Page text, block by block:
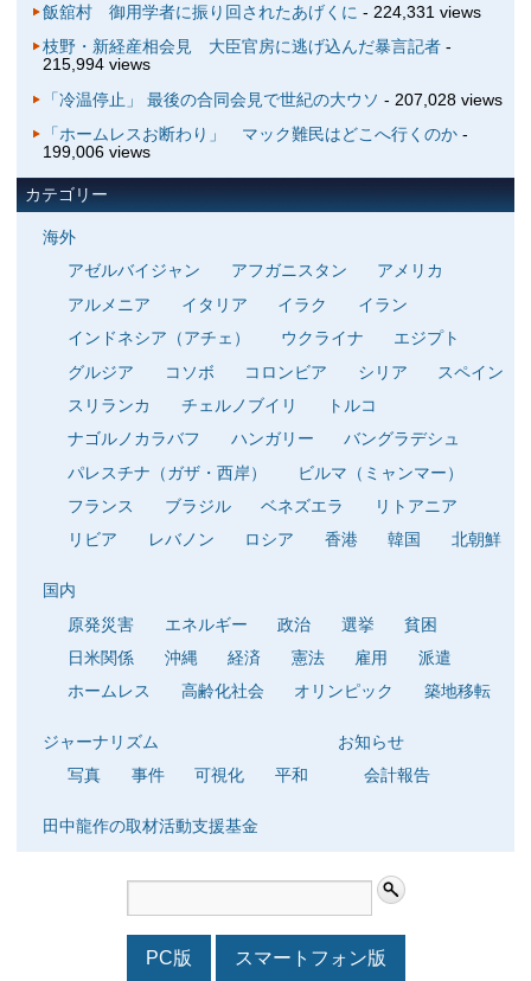
飯舘村 御用学者に振り回されたあげくに - 224,331 views
枝野・新経産相会見 大臣官房に逃げ込んだ暴言記者-
215,994 views
「冷温停止」 最後の合同会見で世紀の大ウソ - 207,028 views
「ホームレスお断わり」 マック難民はどこへ行くのか-
199,006 views
カテゴリー
海外
アゼルバイジャン
アフガニスタン
アメリカ
アルメニア
イタリア イラク
イラン
インドネシア（アチェ）
ウクライナ
エジプト
グルジア
コソボ コロンビア シリア
スペイン
スリランカ
チェルノブイリ
トルコ
ナゴルノカラバフ
ハンガリー
バングラデシュ
パレスチナ（ガザ・西岸）
ビルマ（ミャンマー）
フランス
ブラジル ベネズエラ
リトアニア
リビア
レバノン ロシア 香港 韓国 北朝鮮
国内
原発災害
エネルギー 政治 選挙
貧困
日米関係
沖縄 経済 憲法 雇用
派遣
ホームレス
高齢化社会 オリンピック 築地移転
ジャーナリズム
写真
事件 可視化 平和
お知らせ
会計報告
田中龍作の取材活動支援基金
PC版 スマートフォン版